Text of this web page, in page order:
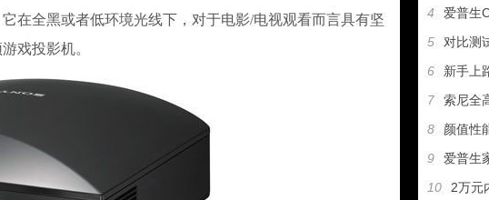
在全黑或者低环境光线下，对于电影/电视观看而言具有坚
戏投影机。
4
爱普生
5
对比测试
6
新手上路
7
索尼全高清
8
颜值性能集
9
爱普生家庭
10
2万元内